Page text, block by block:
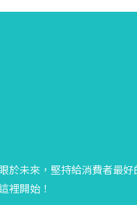
於未來，堅持給消費者最
裡開始！